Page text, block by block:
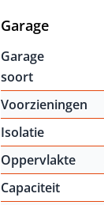
Garage
Garage
soort
Voorzieningen
Isolatie
Oppervlakte
Capaciteit